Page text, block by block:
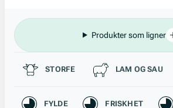
Produkter som ligner
Passer til
STORFE LAM OG SAU
Karakteristikk
FYLDE FRISKHET